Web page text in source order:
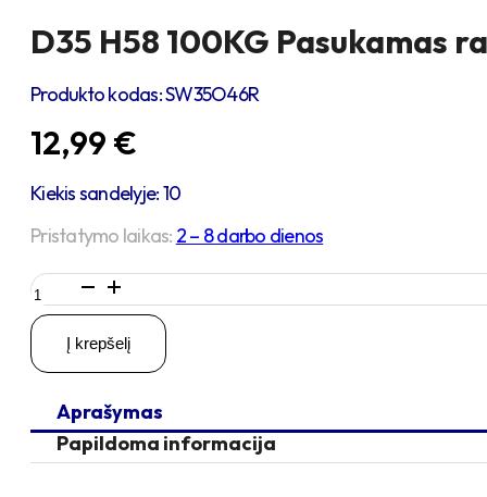
D35 H58 100KG Pasukamas
Produkto kodas:SW35O46R
12,99 €
Kiekis sandelyje: 10
Pristatymo laikas: 2 – 8 darbo dienos
produkto
kiekis:
D35
100KG
ratukas
su
kiauryme
Į krepšelį
Aprašymas
Papildoma informacija